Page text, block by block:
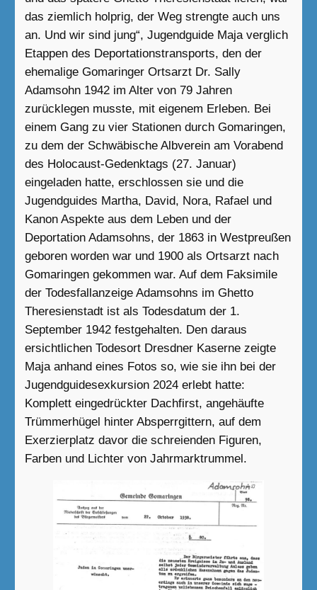
das ziemlich holprig, der Weg strengte auch uns
an. Und wir sind jung“, Jugendguide Maja verglich
Etappen des Deportationstransports, den der
ehemalige Gomaringer Ortsarzt Dr. Sally
Adamsohn 1942 im Alter von 79 Jahren
zurücklegen musste, mit eigenem Erleben. Bei
einem Gang zu vier Stationen durch Gomaringen,
zu dem der Schwäbische Albverein am Vorabend
des Holocaust-Gedenktags (27. Januar)
eingeladen hatte, erschlossen sie und die
Jugendguides Martha, David, Nora, Rafael und
Kanon Aspekte aus dem Leben und der
Deportation Adamsohns, der 1863 in Westpreußen
geboren worden war und 1900 als Ortsarzt nach
Gomaringen gekommen war. Auf dem Faksimile
der Todesfallanzeige Adamsohns im Ghetto
Theresienstadt ist als Todesdatum der 1.
September 1942 festgehalten. Den daraus
ersichtlichen Todesort Dresdner Kaserne zeigte
Maja anhand eines Fotos so, wie sie ihn bei der
Jugendguidesexkursion 2024 erlebt hatte:
Komplett eingedrückter Dachfirst, angehäufte
Trümmerhügel hinter Absperrgittern, auf dem
Exerzierplatz davor die schreienden Figuren,
Farben und Lichter von Jahrmarktrummel.